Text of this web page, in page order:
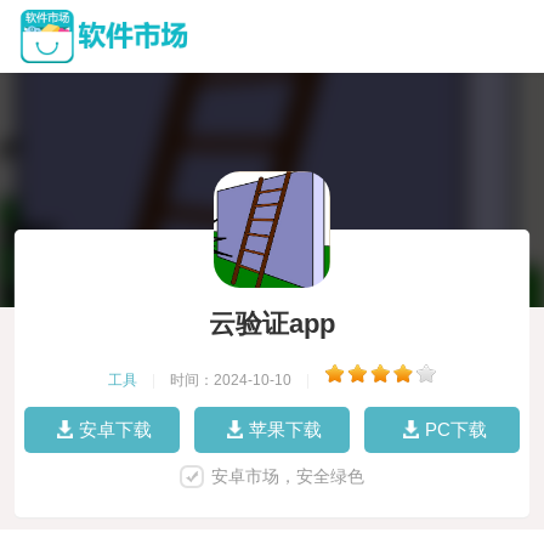
云验证app
工具 时间：2024-10-10
安卓下载 苹果下载 PC下载
安卓市场，安全绿色